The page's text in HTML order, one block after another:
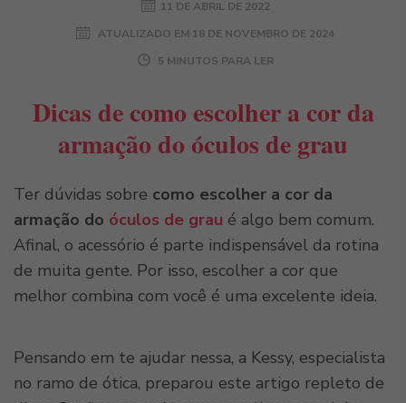
11 DE ABRIL DE 2022
ATUALIZADO EM 18 DE NOVEMBRO DE 2024
5 MINUTOS PARA LER
Dicas de como escolher a cor da
armação do óculos de grau
Ter dúvidas sobre como escolher a cor da
armação do óculos de grau é algo bem comum.
Afinal, o acessório é parte indispensável da rotina
de muita gente. Por isso, escolher a cor que
melhor combina com você é uma excelente ideia.
Pensando em te ajudar nessa, a Kessy, especialista
no ramo de ótica, preparou este artigo repleto de